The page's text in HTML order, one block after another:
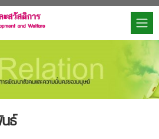
ธ์